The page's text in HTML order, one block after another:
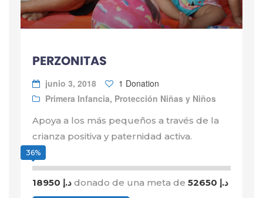
PERZONITAS
junio 3, 2018
1 Donation
Primera Infancia, Protección Niñas y Niños
Apoya a los más pequeños a través de la
crianza positiva y paternidad activa.
36%
18950 د.إ donado de una meta de 52650 د.إ